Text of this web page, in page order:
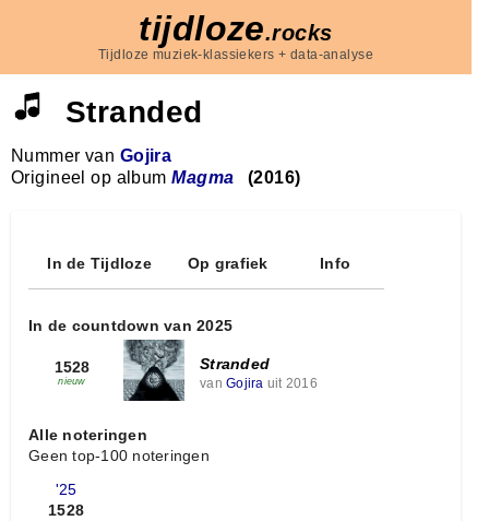
tijdloze.rocks
Tijdloze muziek-klassiekers + data-analyse
Stranded
Nummer van Gojira
Origineel op albumMagma (2016)
In de Tijdloze Op grafiek Info
In de countdown van 2025
1528
nieuw
Stranded
van Gojira uit 2016
Alle noteringen
Geen top-100 noteringen
'25
1528